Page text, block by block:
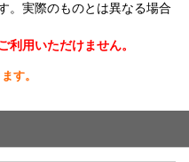
。実際のものとは異なる場合
利用いただけません。
す。